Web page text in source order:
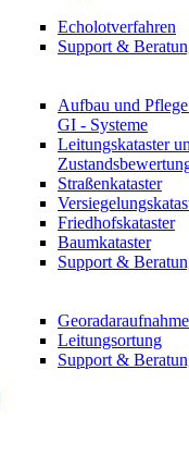
Echolotverfahren
Support &
Aufbau und
GI - Systeme
Leitungskataster
Straßenkataster
Friedhofskataster
Baumkataster
Support &
Georadaraufnahme
Leitungsortung
Support &